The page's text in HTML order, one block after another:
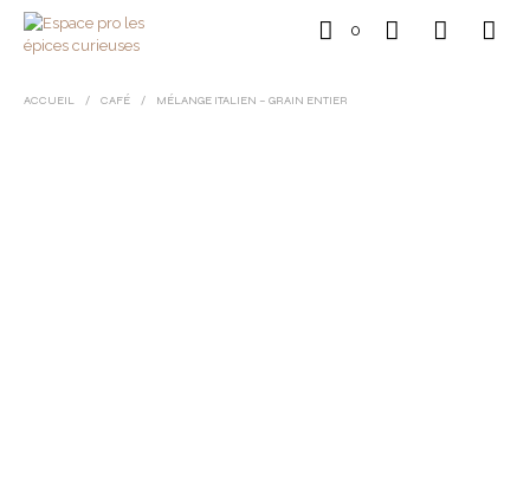
0
ACCUEIL / CAFÉ / MÉLANGE ITALIEN – GRAIN ENTIER